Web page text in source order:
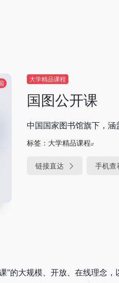
大学精品课程
国图公开课
中国国家图书馆旗下，
标签： 大学精品课程
链接直达 手机查
”的大规模、开放、在线理念